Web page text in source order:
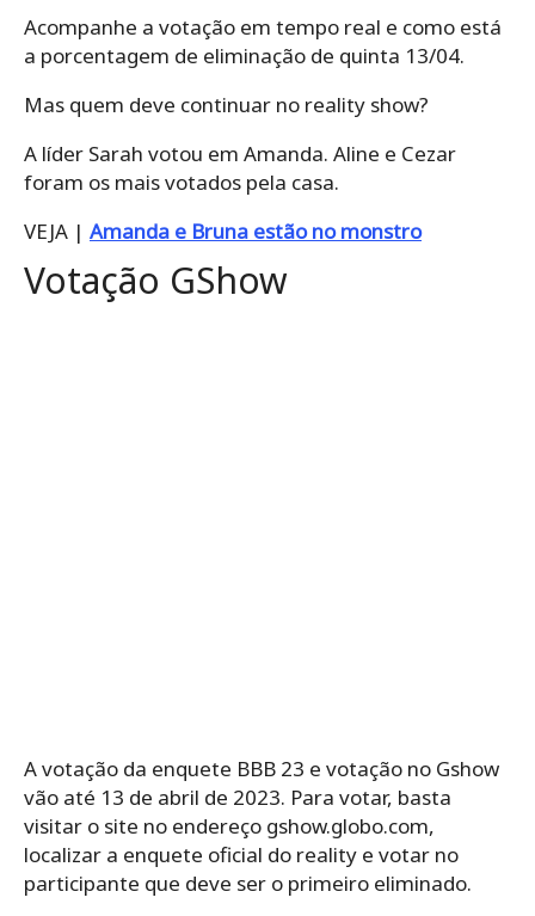
Acompanhe a votação em tempo real e como está
a porcentagem de eliminação de quinta 13/04.
Mas quem deve continuar no reality show?
A líder Sarah votou em Amanda. Aline e Cezar
foram os mais votados pela casa.
VEJA | Amanda e Bruna estão no monstro
Votação GShow
A votação da enquete BBB 23 e votação no Gshow
vão até 13 de abril de 2023. Para votar, basta
visitar o site no endereço gshow.globo.com,
localizar a enquete oficial do reality e votar no
participante que deve ser o primeiro eliminado.